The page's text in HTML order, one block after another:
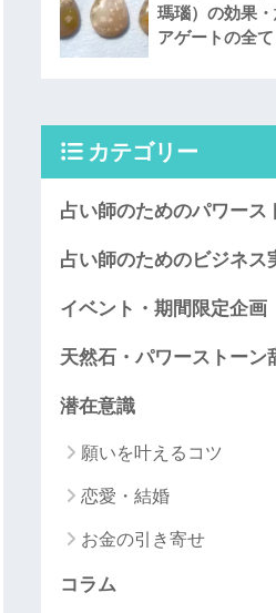
瑪瑙）の効果
アゲートの全て
カテゴリー
占い師のためのパワース
占い師のためのビジネス
イベント・期間限定企画
天然石・パワーストーン
潜在意識
願いを叶えるコツ
恋愛・結婚
お金の引き寄せ
コラム